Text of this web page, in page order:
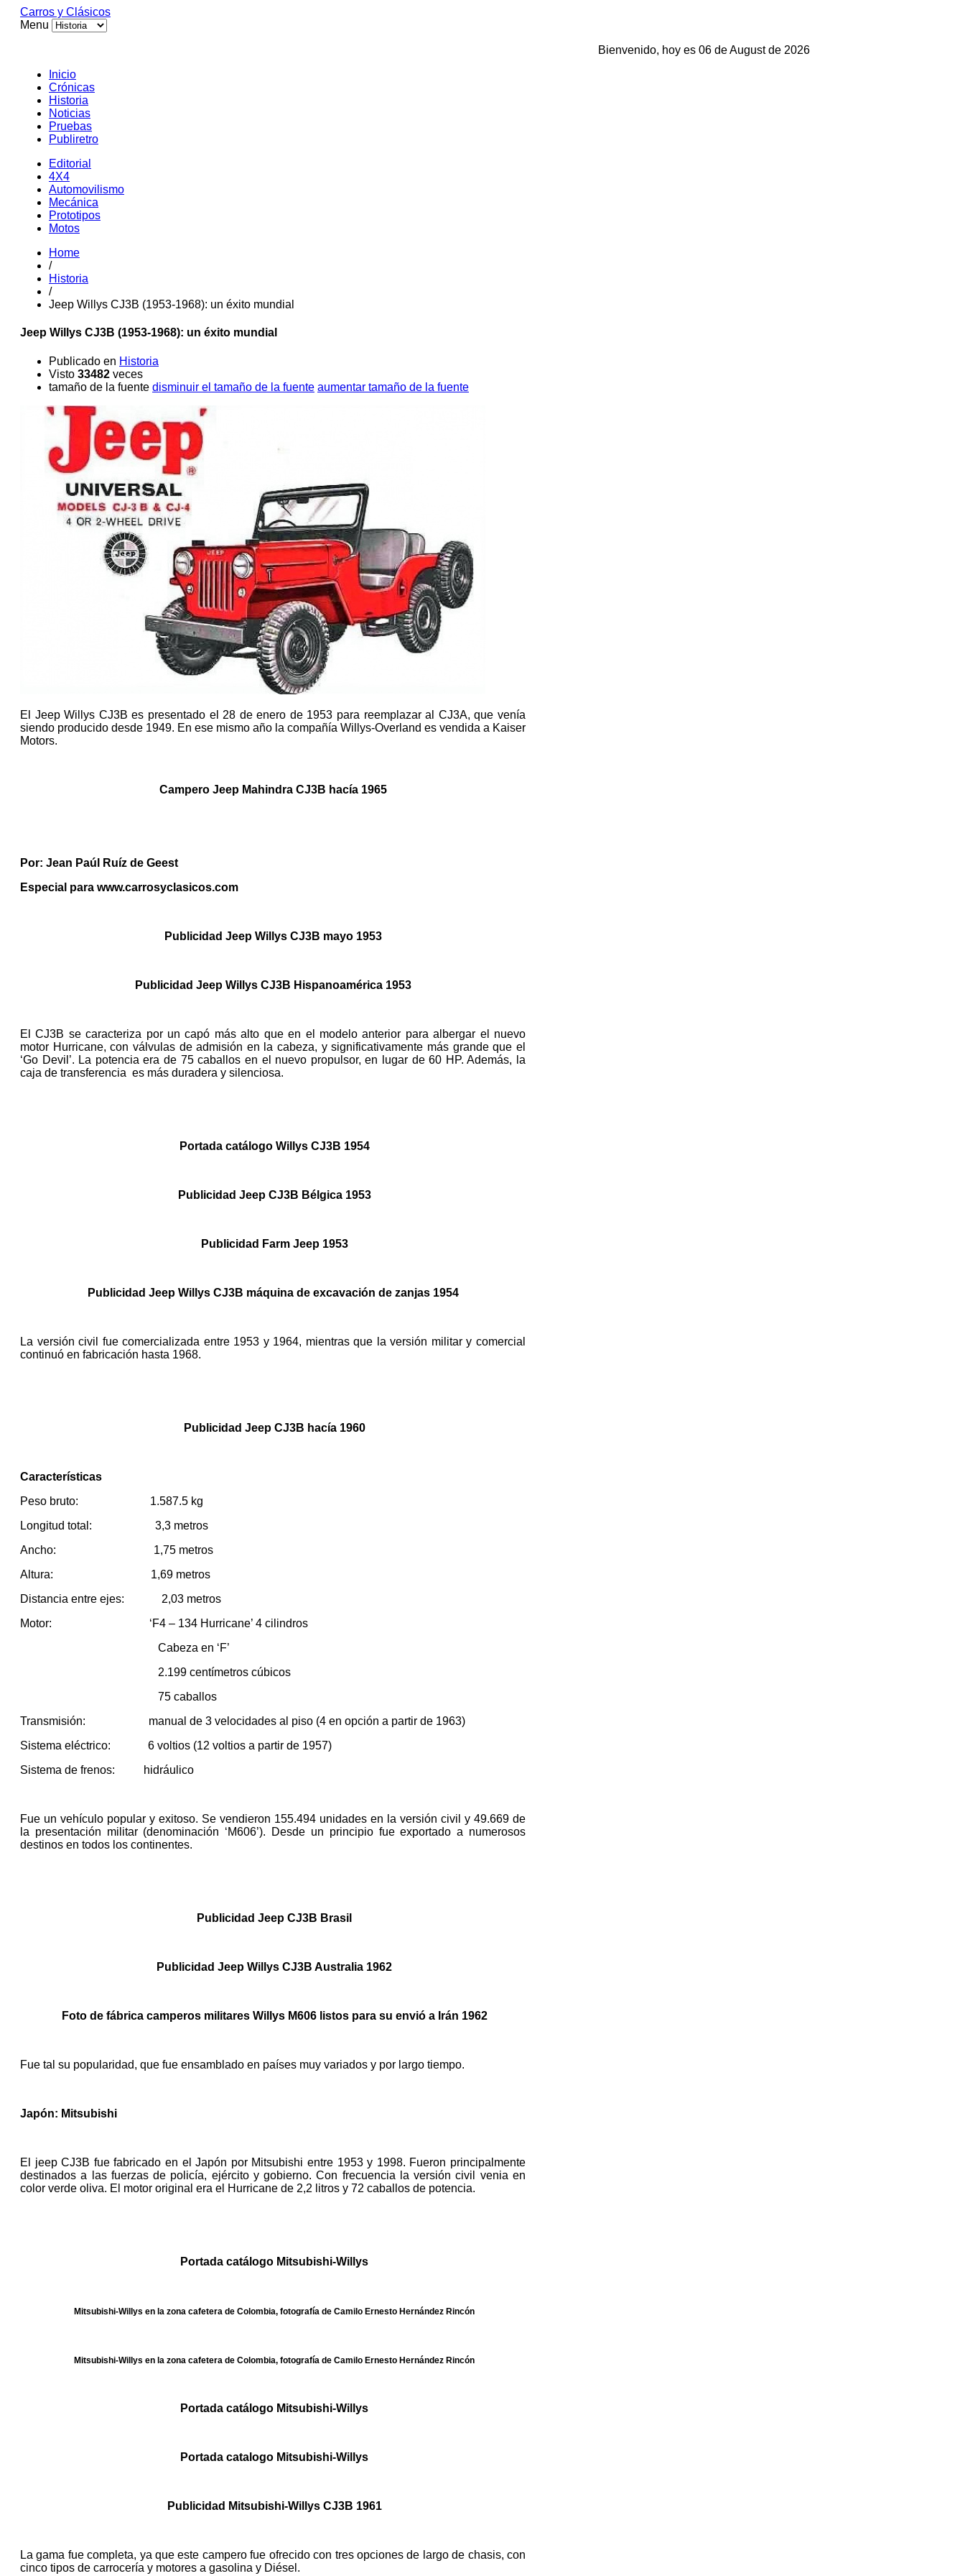
Carros y Clásicos
Menu
Bienvenido, hoy es 06 de August de 2026
Inicio
Crónicas
Historia
Noticias
Pruebas
Publiretro
Editorial
4X4
Automovilismo
Mecánica
Prototipos
Motos
Home
/
Historia
/
Jeep Willys CJ3B (1953-1968): un éxito mundial
Jeep Willys CJ3B (1953-1968): un éxito mundial
Publicado en Historia
Visto 33482 veces
tamaño de la fuente disminuir el tamaño de la fuente aumentar tamaño de la fuente
El Jeep Willys CJ3B es presentado el 28 de enero de 1953 para reemplazar al CJ3A, que venía
siendo producido desde 1949. En ese mismo año la compañía Willys-Overland es vendida a Kaiser
Motors.
Campero Jeep Mahindra CJ3B hacía 1965
Por: Jean Paúl Ruíz de Geest
Especial para www.carrosyclasicos.com
Publicidad Jeep Willys CJ3B mayo 1953
Publicidad Jeep Willys CJ3B Hispanoamérica 1953
El CJ3B se caracteriza por un capó más alto que en el modelo anterior para albergar el nuevo
motor Hurricane, con válvulas de admisión en la cabeza, y significativamente más grande que el
‘Go Devil’. La potencia era de 75 caballos en el nuevo propulsor, en lugar de 60 HP. Además, la
caja de transferencia es más duradera y silenciosa.
Portada catálogo Willys CJ3B 1954
Publicidad Jeep CJ3B Bélgica 1953
Publicidad Farm Jeep 1953
Publicidad Jeep Willys CJ3B máquina de excavación de zanjas 1954
La versión civil fue comercializada entre 1953 y 1964, mientras que la versión militar y comercial
continuó en fabricación hasta 1968.
Publicidad Jeep CJ3B hacía 1960
Características
Peso bruto: 1.587.5 kg
Longitud total: 3,3 metros
Ancho: 1,75 metros
Altura: 1,69 metros
Distancia entre ejes: 2,03 metros
Motor: ‘F4 – 134 Hurricane’ 4 cilindros
Cabeza en ‘F’
2.199 centímetros cúbicos
75 caballos
Transmisión: manual de 3 velocidades al piso (4 en opción a partir de 1963)
Sistema eléctrico: 6 voltios (12 voltios a partir de 1957)
Sistema de frenos: hidráulico
Fue un vehículo popular y exitoso. Se vendieron 155.494 unidades en la versión civil y 49.669 de
la presentación militar (denominación ‘M606’). Desde un principio fue exportado a numerosos
destinos en todos los continentes.
Publicidad Jeep CJ3B Brasil
Publicidad Jeep Willys CJ3B Australia 1962
Foto de fábrica camperos militares Willys M606 listos para su envió a Irán 1962
Fue tal su popularidad, que fue ensamblado en países muy variados y por largo tiempo.
Japón: Mitsubishi
El jeep CJ3B fue fabricado en el Japón por Mitsubishi entre 1953 y 1998. Fueron principalmente
destinados a las fuerzas de policía, ejército y gobierno. Con frecuencia la versión civil venia en
color verde oliva. El motor original era el Hurricane de 2,2 litros y 72 caballos de potencia.
Portada catálogo Mitsubishi-Willys
Mitsubishi-Willys en la zona cafetera de Colombia, fotografía de Camilo Ernesto Hernández Rincón
Mitsubishi-Willys en la zona cafetera de Colombia, fotografía de Camilo Ernesto Hernández Rincón
Portada catálogo Mitsubishi-Willys
Portada catalogo Mitsubishi-Willys
Publicidad Mitsubishi-Willys CJ3B 1961
La gama fue completa, ya que este campero fue ofrecido con tres opciones de largo de chasis, con
cinco tipos de carrocería y motores a gasolina y Diésel.